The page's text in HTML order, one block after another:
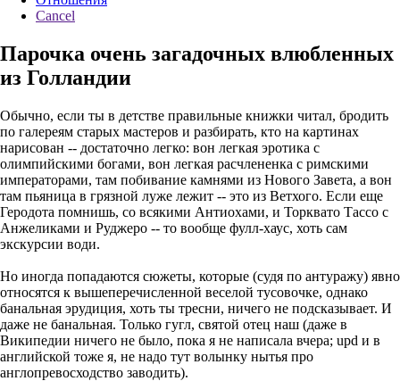
Cancel
Парочка очень загадочных влюбленных
из Голландии
Обычно, если ты в детстве правильные книжки читал, бродить
по галереям старых мастеров и разбирать, кто на картинах
нарисован -- достаточно легко: вон легкая эротика с
олимпийскими богами, вон легкая расчлененка с римскими
императорами, там побивание камнями из Нового Завета, а вон
там пьяница в грязной луже лежит -- это из Ветхого. Если еще
Геродота помнишь, со всякими Антиохами, и Торквато Тассо с
Анжеликами и Руджеро -- то вообще фулл-хаус, хоть сам
экскурсии води.
Но иногда попадаются сюжеты, которые (судя по антуражу) явно
относятся к вышеперечисленной веселой тусовочке, однако
банальная эрудиция, хоть ты тресни, ничего не подсказывает. И
даже не банальная. Только гугл, святой отец наш (даже в
Википедии ничего не было, пока я не написала вчера; upd и в
английской тоже я, не надо тут волынку нытья про
англопревосходство заводить).